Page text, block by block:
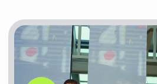
основание проекта
было проведено
10 маркетов